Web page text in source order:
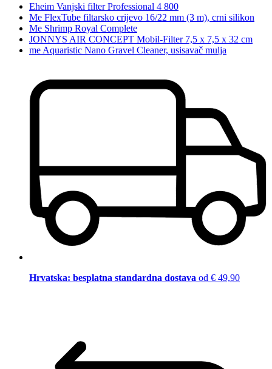
Eheim Vanjski filter Professional 4 800
Me FlexTube filtarsko crijevo 16/22 mm (3 m), crni silikon
Me Shrimp Royal Complete
JONNYS AIR CONCEPT Mobil-Filter 7,5 x 7,5 x 32 cm
me Aquaristic Nano Gravel Cleaner, usisavač mulja
Hrvatska: besplatna standardna dostava od € 49,90